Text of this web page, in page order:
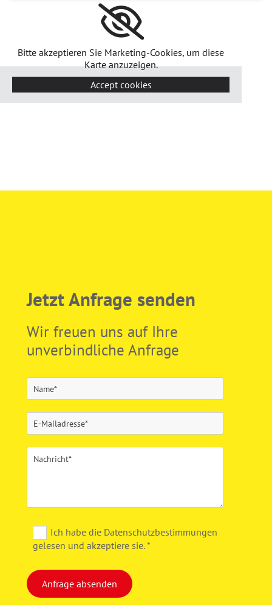
Bitte akzeptieren Sie Marketing-Cookies, um diese
Karte anzuzeigen.
Accept cookies
Jetzt Anfrage senden
Wir freuen uns auf Ihre
unverbindliche Anfrage
Ich habe die Datenschutzbestimmungen
gelesen und akzeptiere sie. *